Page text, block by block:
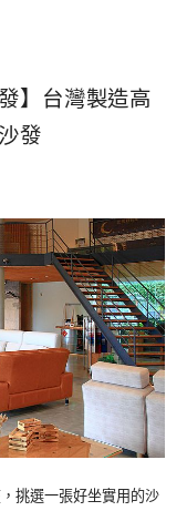
】台灣製造高
發
挑選一張好坐實用的沙